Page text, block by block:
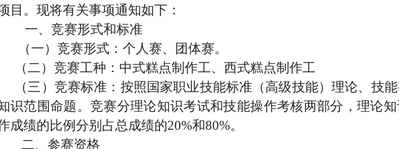
目。现将有关事项通知如下：
、竞赛形式和标准
一）竞赛形式：个人赛、团体赛。
二）竞赛工种：中式糕点制作工、西式糕点制作工
三）竞赛标准：按照国家职业技能标准（高级技能）理论、技能
识范围命题。竞赛分理论知识考试和技能操作考核两部分，理论
成绩的比例分别占总成绩的20%和80%。
、参赛资格